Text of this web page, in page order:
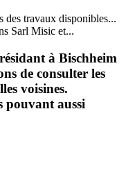
des travaux disponibles...
Sarl Misic et...
à Bischheim
de consulter les
voisines.
pouvant aussi